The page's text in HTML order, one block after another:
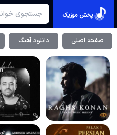
پخش موزیک
صفحه اصلی دانلود آهنگ